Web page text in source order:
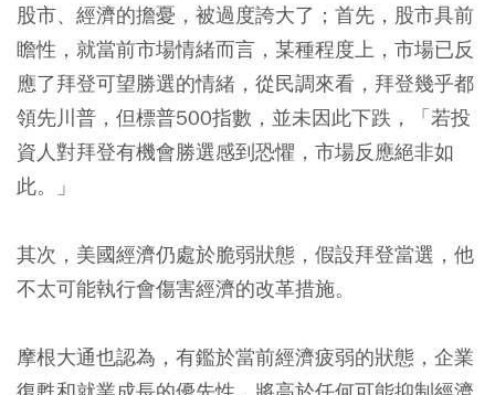
股市、經濟的擔憂，被過度誇大了；首先，股市具前
瞻性，就當前市場情緒而言，某種程度上，市場已反
應了拜登可望勝選的情緒，從民調來看，拜登幾乎都
領先川普，但標普500指數，並未因此下跌，「若投
資人對拜登有機會勝選感到恐懼，市場反應絕非如
此。」
其次，美國經濟仍處於脆弱狀態，假設拜登當選，他
不太可能執行會傷害經濟的改革措施。
摩根大通也認為，有鑑於當前經濟疲弱的狀態，企業